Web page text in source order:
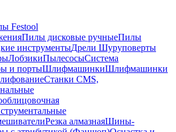
Festool
Пилы дисковые ручныеПилы
инструментыДрели Шуруповерты
ЛобзикиПылесосыСистема
и портыШлифмашинкиШлифмашинки
Станки CMS,
Резка алмазнаяШины-